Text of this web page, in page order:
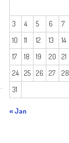
3 4 5 6
7
10
11 12 13
14
17
18 19 20
21
24 25 26 27
28
31
« Jan